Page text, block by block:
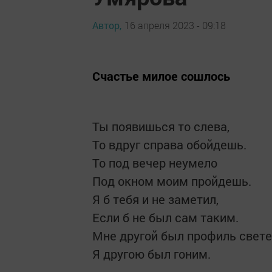
Автор, 16 апреля 2023 - 09:18
Счастье милое сошлось
Ты появишься то слева,
То вдруг справа обойдешь.
То под вечер неумело
Под окном моим пройдешь.
Я б тебя и не заметил,
Если б не был сам таким.
Мне другой был профиль
Я другою был гоним.